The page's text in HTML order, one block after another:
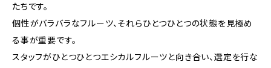
たちです。
個性がバラバラなフルーツ、それらひとつひとつの状態を見極め
る事が重要です。
スタッフがひとつひとつエシカルフルーツと向き合い、選定を行な